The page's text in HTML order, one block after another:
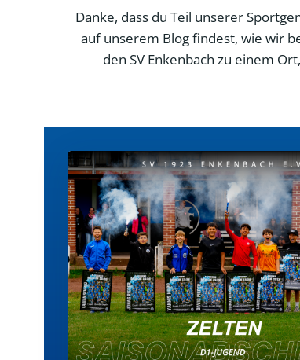
Danke, dass du Teil unserer
auf unserem Blog findest, wie wir
den SV Enkenbach zu einem